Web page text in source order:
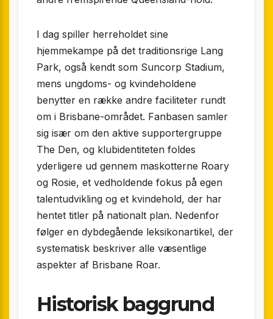
I dag spiller herreholdet sine
hjemmekampe på det traditionsrige Lang
Park, også kendt som Suncorp Stadium,
mens ungdoms- og kvindeholdene
benytter en række andre faciliteter rundt
om i Brisbane-området. Fanbasen samler
sig især om den aktive supportergruppe
The Den, og klubidentiteten foldes
yderligere ud gennem maskotterne Roary
og Rosie, et vedholdende fokus på egen
talentudvikling og et kvindehold, der har
hentet titler på nationalt plan. Nedenfor
følger en dybdegående leksikonartikel, der
systematisk beskriver alle væsentlige
aspekter af Brisbane Roar.
Historisk baggrund